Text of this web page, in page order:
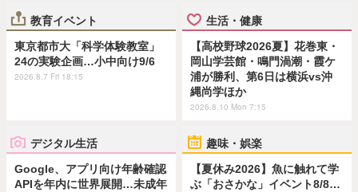
教育イベント
東京都市大「科学体験教室」
24の実験企画…小中向け9/6
2026.8.7 Fri 18:15
生活・健康
【高校野球2026夏】花巻東・
岡山学芸館・鳴門渦潮・霞ケ
浦が勝利、第6日は横浜vs沖
縄尚学ほか
2026.8.10 Mon 7:15
デジタル生活
Google、アプリ向け年齢確認
APIを年内に世界展開…未成年
趣味・娯楽
【夏休み2026】魚に触れて学
ぶ「おさかな」イベント8/8…